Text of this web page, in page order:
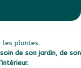
les plantes.
de son jardin, de son